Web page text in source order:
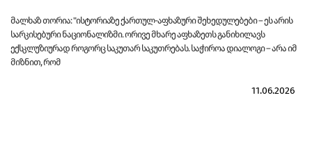
მალხაზ თორია: "ისტორიაზე ქართულ-აფხაზური შეხედულებები – ეს არის
სარკისებური ნაციონალიზმი. ორივე მხარე აფხაზეთს განიხილავს
ექსკლუზიურად როგორც საკუთარ საკუთრებას. საჭიროა დიალოგი – არა იმ
მიზნით, რომ
11.06.2026